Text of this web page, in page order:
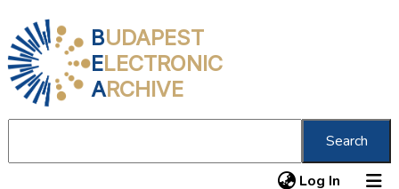
BUDAPEST
ELECTRONIC
ARCHIVE
Search
Log In (current)